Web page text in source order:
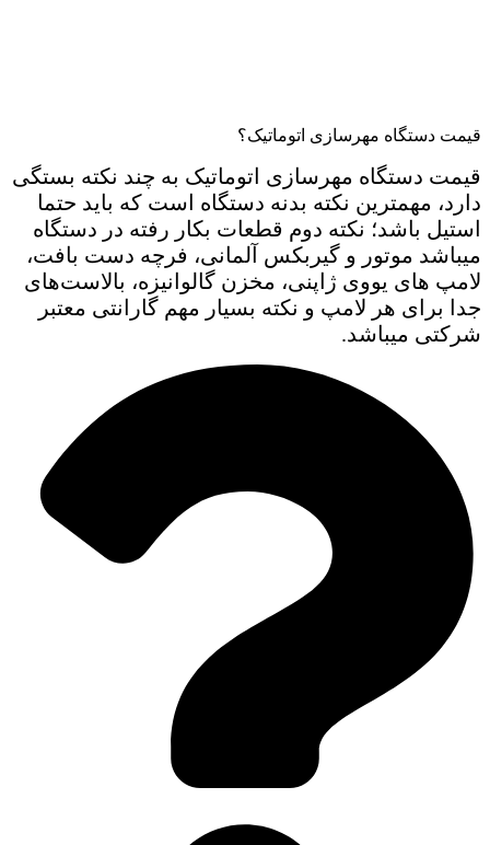
قیمت دستگاه مهرسازی اتوماتیک؟
قیمت دستگاه مهرسازی اتوماتیک به چند نکته بستگی
دارد، مهمترین نکته بدنه دستگاه است که باید حتما
استیل باشد؛ نکته دوم قطعات بکار رفته در دستگاه
میباشد موتور و گیربکس آلمانی، فرچه دست بافت،
لامپ های یووی ژاپنی، مخزن گالوانیزه، بالاست‌های
جدا برای هر لامپ و نکته بسیار مهم گارانتی معتبر
شرکتی میباشد.